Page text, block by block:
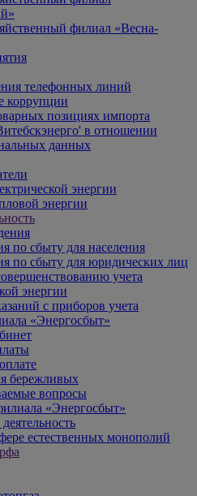
филиал «Весна-
телефонных линий
коррупции
позициях импорта
в отношении
данных
энергии
энергии
по сбыту для населения
по сбыту для юридических лиц
учета
энергии
с приборов учета
«Энергосбыт»
бережливых
вопросы
«Энергосбыт»
естественных монополий